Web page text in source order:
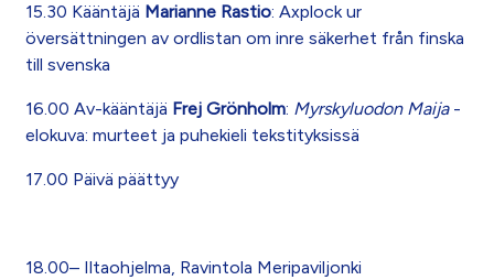
15.30 Kääntäjä Marianne Rastio: Axplock ur
översättningen av ordlistan om inre säkerhet från finska
till svenska
16.00 Av-kääntäjä Frej Grönholm: Myrskyluodon Maija-
elokuva: murteet ja puhekieli tekstityksissä
17.00 Päivä päättyy
18.00– Iltaohjelma, Ravintola Meripaviljonki